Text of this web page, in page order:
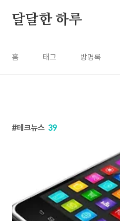
달달한 하루
홈 태그 방명록
테크뉴스 39